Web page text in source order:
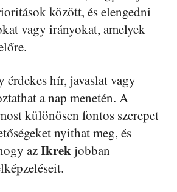
között, és elengedni
vagy irányokat, amelyek
érdekes hír, javaslat vagy
a nap menetén. A
különösen fontos szerepet
nyithat meg, és
azIkrekjobban